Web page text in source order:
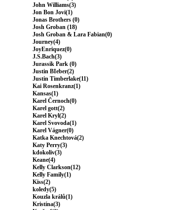
John Williams(3)
Jon Bon Jovi(1)
Jonas Brothers (0)
Josh Groban (18)
Josh Groban & Lara Fabian(0)
Journey(4)
JoyEnriquez(0)
J.S.Bach(3)
Jurassik Park (0)
Justin BIeber(2)
Justin Timberlake(11)
Kai Rosenkranz(1)
Kansas(1)
Karel Černoch(0)
Karel gott(2)
Karel Kryl(2)
Karel Svovoda(1)
Karel Vágner(0)
Katka Knechtová(2)
Katy Perry(3)
kdokoliv(3)
Keane(4)
Kelly Clarkson(12)
Kelly Family(1)
Kiss(2)
koledy(5)
Kouzla králů(1)
Kristína(3)